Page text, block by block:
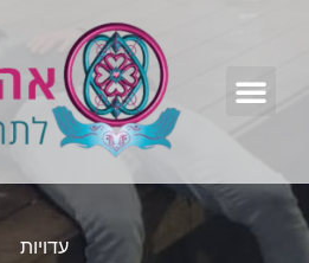
עדויות